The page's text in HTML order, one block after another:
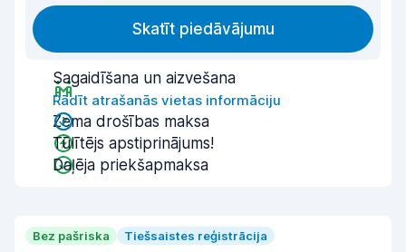
Skatīt piedāvājumu
Sagaidīšana un aizvešana
Rādīt atrašanās vietas informāciju
Zema drošības maksa
Tūlītējs apstiprinājums!
Daļēja priekšapmaksa
Bez pašriska Tiešsaistes reģistrācija